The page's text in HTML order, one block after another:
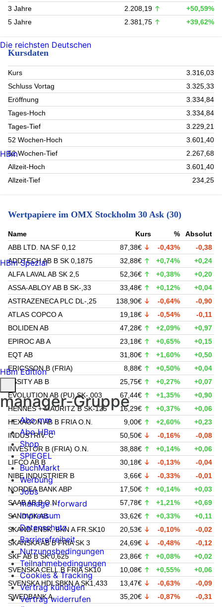
3 Jahre
2.208,19
+50,59%
5 Jahre
2.381,75 +39,62%
Kursdaten
Kurs
3.316,03
Schluss Vortag
3.325,33
Eröffnung
3.334,84
Tages-Hoch
3.334,84
Tages-Tief
3.229,21
52 Wochen-Hoch
3.601,40
52 Wochen-Tief
2.267,68
Allzeit-Hoch
3.601,40
Allzeit-Tief
234,25
Wertpapiere im OMX Stockholm 30 Ask (30)
Name Kurs %
Absolut
ABB LTD. NA SF 0,12
87,38€ -0,43%
-0,38
ADDTECH AB B SK 0,1875
32,88€ +0,74%
+0,24
ALFA LAVAL AB SK 2,5
52,36€ +0,38%
+0,20
ASSA-ABLOY AB B SK-,33
33,48€ +0,12%
+0,04
ASTRAZENECA PLC DL-,25
138,90€ -0,64%
-0,90
ATLAS COPCO A
19,18€ -0,54%
-0,11
BOLIDEN AB
47,28€ +2,09%
+0,97
EPIROC AB A
23,18€ +0,65%
+0,15
EQT AB
31,80€ +1,60%
+0,50
ERICSSON B (FRIA)
8,88€ +0,50%
+0,04
ESSITY AB B
25,75€ +0,27%
+0,07
EVOLUTION AB (PU) SK-,003
67,44€ +1,35%
+0,90
HENNES + MAURITZ B SK-125
16,29€ +0,37%
+0,06
HEXAGON AB B FRIA O.N.
9,00€ +2,60%
+0,23
INDUSTRIV. C
50,50€ -0,16%
-0,08
INVESTOR B (FRIA) O.N.
38,88€ +0,14%
+0,06
LIFCO AB B
30,18€ -0,13%
-0,04
NIBE INDUSTRIER B
3,66€ -0,33%
-0,01
NORDEA BANK ABP
17,50€ +0,14%
+0,03
SAAB AB B O.N.
57,78€ +1,21%
+0,69
SANDVIK AB
33,62€ +0,33%
+0,11
SKAND.ENSK. BKN A FR.SK10
20,53€ -0,10%
-0,02
SKANSKA AB B FRIA SK 3
24,69€ -0,48%
-0,12
SKF AB B SK 0,625
23,86€ +0,08%
+0,02
SVENSKA CELL.B FRIA SK10
10,08€ +0,55%
+0,06
SVENSKA HDLSBKN A SK1,433
13,47€ -0,63%
-0,09
SWEDBANK A
35,20€ -0,87%
-0,31
Die reichsten Deutschen
HBm
HBm Spezial
HBm Edition
manager-Gruppe
Abo mm
Abo HBm
Shop
SPIEGEL
BuchMarkt
Werbung
Jobs
manage › forward
Impressum
Datenschutz
Barrierefreiheit
Nutzungsbedingungen
Teilnahmebedingungen
Cookies & Tracking
Vertrag kündigen
Vertrag widerrufen